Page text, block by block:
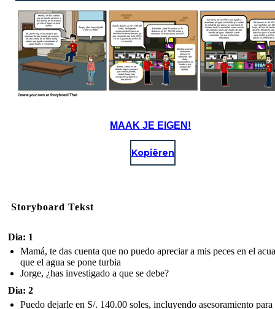
MAAK JE EIGEN!
Kopiëren
Storyboard Tekst
Dia: 1
Mamá, te das cuenta que no puedo apreciar a mis peces en el
que el agua se pone turbia
Jorge, ¿has investigado a que se debe?
Dia: 2
Puedo dejarle en S/. 140.00 soles, incluyendo asesoramiento para